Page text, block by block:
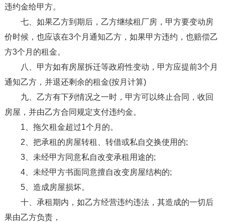
违约金给甲方。
七、如果乙方到期后，乙方继续租厂房，甲方要变动房
价时候，也应该在3个月通知乙方，如果甲方违约，也赔偿乙
方3个月的租金。
八、甲方如有房屋拆迁等政府性变动，甲方应提前3个月
通知乙方，并退还剩余的租金(按月计算)
九、乙方有下列情况之一时，甲方可以终止合同，收回
房屋，并由乙方合同规定支付违约金。
1、拖欠租金超过1个月的。
2、把承租的房屋转租、转借或私自交换使用的;
3、未经甲方同意私自改变承租用途的;
4、未经甲方书面同意擅自改变房屋结构的;
5、造成房屋损坏。
十、承租期内，如乙方经营违约违法，其造成的一切后
果由乙方负责，